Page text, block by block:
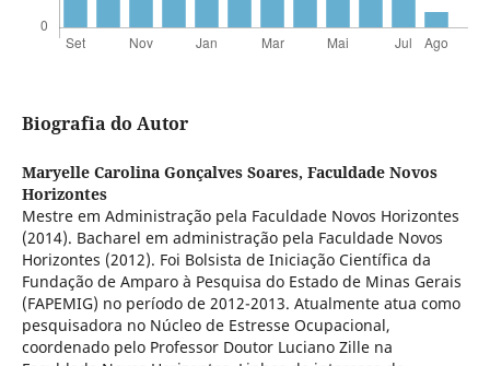
Biografia do Autor
Maryelle Carolina Gonçalves Soares, Faculdade Novos
Horizontes
Mestre em Administração pela Faculdade Novos Horizontes
(2014). Bacharel em administração pela Faculdade Novos
Horizontes (2012). Foi Bolsista de Iniciação Científica da
Fundação de Amparo à Pesquisa do Estado de Minas Gerais
(FAPEMIG) no período de 2012-2013. Atualmente atua como
pesquisadora no Núcleo de Estresse Ocupacional,
coordenado pelo Professor Doutor Luciano Zille na